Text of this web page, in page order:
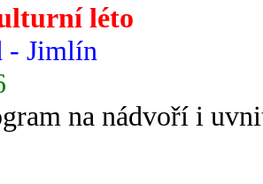
léto
- Jimlín
na nádvoří i